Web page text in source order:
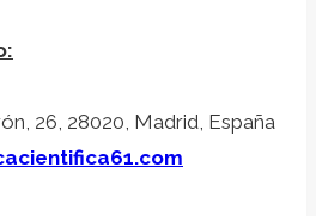
26, 28020, Madrid, España